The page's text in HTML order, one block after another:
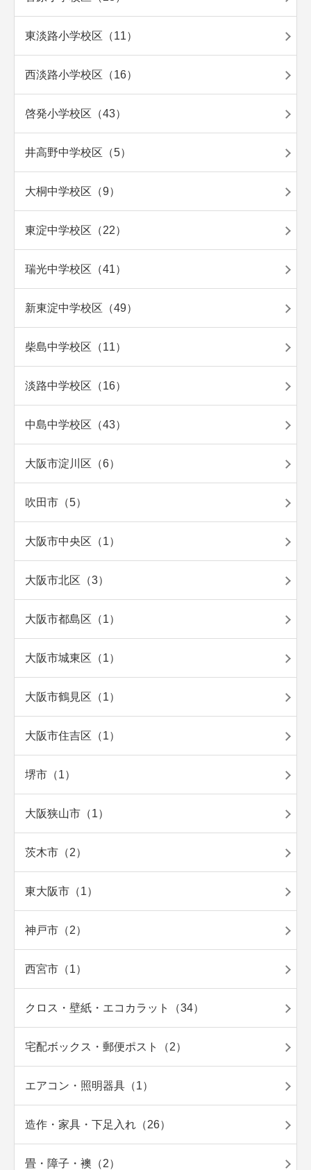
東淡路小学校区（11）
西淡路小学校区（16）
啓発小学校区（43）
井高野中学校区（5）
大桐中学校区（9）
東淀中学校区（22）
瑞光中学校区（41）
新東淀中学校区（49）
柴島中学校区（11）
淡路中学校区（16）
中島中学校区（43）
大阪市淀川区（6）
吹田市（5）
大阪市中央区（1）
大阪市北区（3）
大阪市都島区（1）
大阪市城東区（1）
大阪市鶴見区（1）
大阪市住吉区（1）
堺市（1）
大阪狭山市（1）
茨木市（2）
東大阪市（1）
神戸市（2）
西宮市（1）
クロス・壁紙・エコカラット（34）
宅配ボックス・郵便ポスト（2）
エアコン・照明器具（1）
造作・家具・下足入れ（26）
畳・障子・襖（2）